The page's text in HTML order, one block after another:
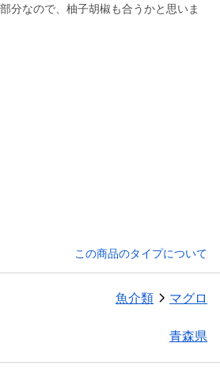
分なので、柚子胡椒も合うかと思いま
この商品のタイプについて
魚介類 マグロ
青森県